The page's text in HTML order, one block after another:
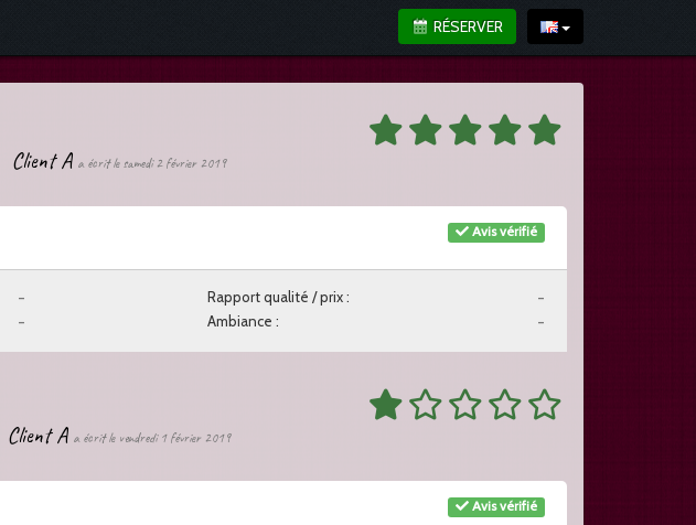
RÉSERVER
Client A a écrit le samedi 2 février 2019
Avis vérifié
- -
Rapport qualité / prix :
- -
Ambiance :
Client A a écrit le vendredi 1 février 2019
Avis vérifié